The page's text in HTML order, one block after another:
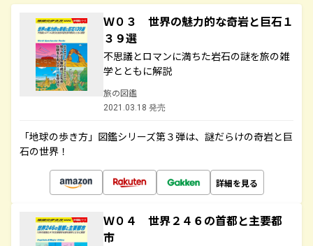
Ｗ０３ 世界の魅力的な奇岩と巨石１
３９選
不思議とロマンに満ちた岩石の謎を旅の雑
学とともに解説
旅の図鑑
2021.03.18 発売
「地球の歩き方」図鑑シリーズ第３弾は、謎だらけの奇岩と巨
石の世界！
詳細を見る
Ｗ０４ 世界２４６の首都と主要都
市